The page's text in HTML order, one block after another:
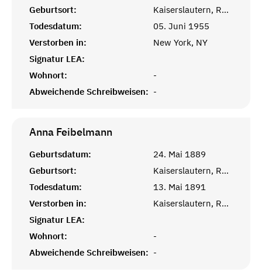
Geburtsort:
Kaiserslautern, Rheinprovinz
Todesdatum:
05. Juni 1955
Verstorben in:
New York, NY
Signatur LEA:
Wohnort:
-
Abweichende Schreibweisen: -
Anna Feibelmann
Geburtsdatum:
24. Mai 1889
Geburtsort:
Kaiserslautern, Rheinprovinz
Todesdatum:
13. Mai 1891
Verstorben in:
Kaiserslautern, Rheinprovinz
Signatur LEA:
Wohnort:
-
Abweichende Schreibweisen: -